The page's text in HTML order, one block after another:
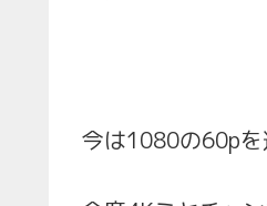
今は1080の60p